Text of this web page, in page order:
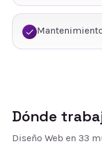
Dónde
Diseño Web en 33